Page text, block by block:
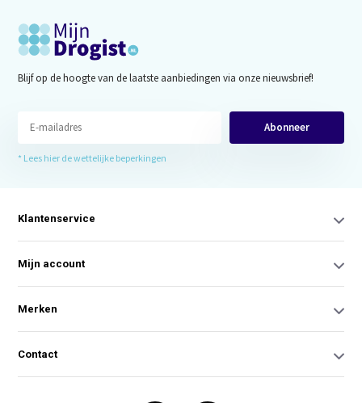
Blijf op de hoogte van de laatste aanbiedingen via onze nieuwsbrief!
Abonneer
* Lees hier de wettelijke beperkingen
Klantenservice
Mijn account
Merken
Contact